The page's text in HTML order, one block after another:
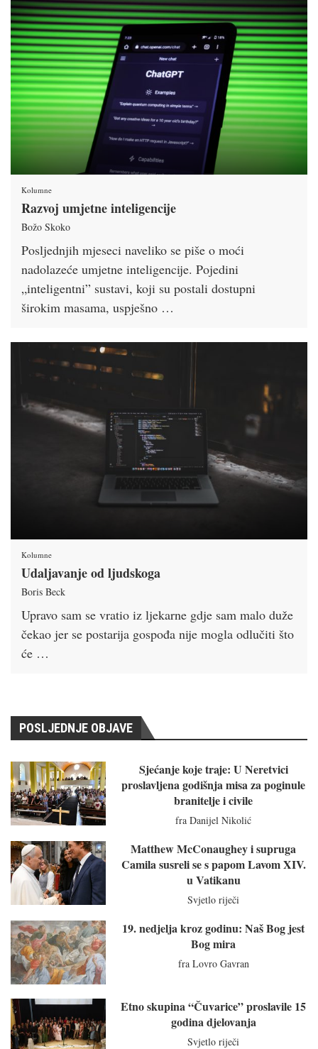
Kolumne
Razvoj umjetne inteligencije
Božo Skoko
Posljednjih mjeseci naveliko se piše o moći
nadolazeće umjetne inteligencije. Pojedini
„inteligentni” sustavi, koji su postali dostupni
širokim masama, uspješno …
Kolumne
Udaljavanje od ljudskoga
Boris Beck
Upravo sam se vratio iz ljekarne gdje sam malo duže
čekao jer se postarija gospođa nije mogla odlučiti što
će …
POSLJEDNJE OBJAVE
Sjećanje koje traje: U Neretvici
proslavljena godišnja misa za poginule
branitelje i civile
fra Danijel Nikolić
Matthew McConaughey i supruga
Camila susreli se s papom Lavom XIV.
u Vatikanu
Svjetlo riječi
19. nedjelja kroz godinu: Naš Bog jest
Bog mira
fra Lovro Gavran
Etno skupina “Čuvarice” proslavile 15
godina djelovanja
Svjetlo riječi